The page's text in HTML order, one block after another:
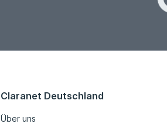
Claranet Deutschland
Über uns